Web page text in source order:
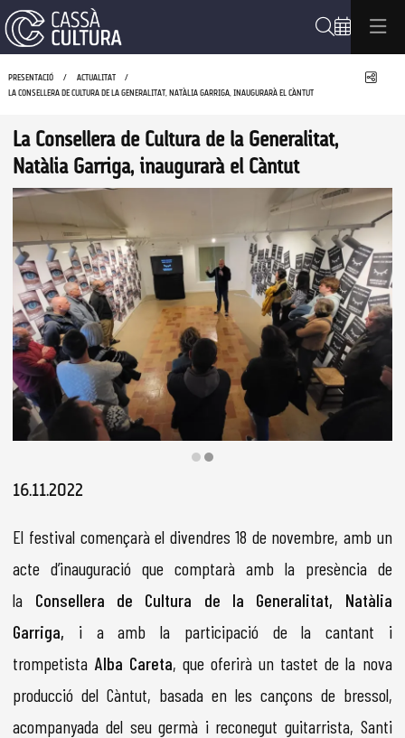
PRESENTACIÓ
ACTUALITAT
LA CONSELLERA DE CULTURA DE LA GENERALITAT, NATÀLIA GARRIGA, INAUGURARÀ EL CÀNTUT
La Consellera de Cultura de la Generalitat,
Natàlia Garriga, inaugurarà el Càntut
16.11.2022
El festival començarà el divendres 18 de novembre, amb un
acte d’inauguració que comptarà amb la presència de
la Consellera de Cultura de la Generalitat, Natàlia
Garriga, i a amb la participació de la cantant i
trompetista Alba Careta, que oferirà un tastet de la nova
producció del Càntut, basada en les cançons de bressol,
acompanyada del seu germà i reconegut guitarrista, Santi